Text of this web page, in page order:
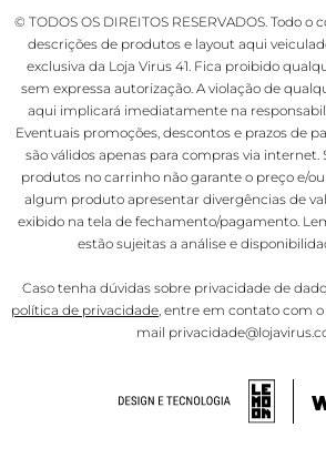
© TODOS OS DIREITOS RESERVADOS. Todo o
descrições de produtos e layout aqui
exclusiva da Loja Virus 41. Fica proibido
sem expressa autorização. A violação de
aqui implicará imediatamente na
Eventuais promoções, descontos e prazos de
são válidos apenas para compras via
produtos no carrinho não garante o preço e/
algum produto apresentar divergências de
exibido na tela de fechamento/pagamento.
estão sujeitas a análise e
Caso tenha dúvidas sobre privacidade de
política de privacidade , entre em contato com
mail